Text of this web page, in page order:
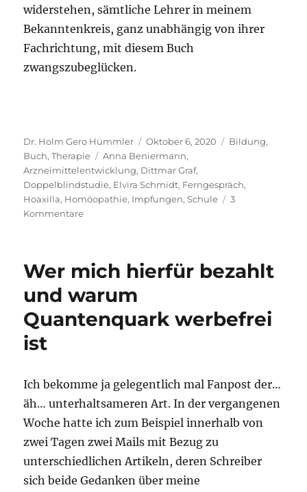
widerstehen, sämtliche Lehrer in meinem
Bekanntenkreis, ganz unabhängig von ihrer
Fachrichtung, mit diesem Buch
zwangszubeglücken.
Autor
Dr. Holm Gero Hümmler
Veröffentlicht
am
Oktober 6, 2020 Kategorien
Bildung,
Buch,Therapie Schlagwörter
Anna Beniermann,
Arzneimittelentwicklung, Dittmar Graf,
Doppelblindstudie, Elvira Schmidt, Ferngespräch,
Hoaxilla, Homöopathie, Impfungen,Schule
3
Kommentarezu
Wissenschaftliches
für
die
Schule
Wer mich hierfür bezahlt
und warum
Quantenquark werbefrei
ist
Ich bekomme ja gelegentlich mal Fanpost der…
äh… unterhaltsameren Art. In der vergangenen
Woche hatte ich zum Beispiel innerhalb von
zwei Tagen zwei Mails mit Bezug zu
unterschiedlichen Artikeln, deren Schreiber
sich beide Gedanken über meine